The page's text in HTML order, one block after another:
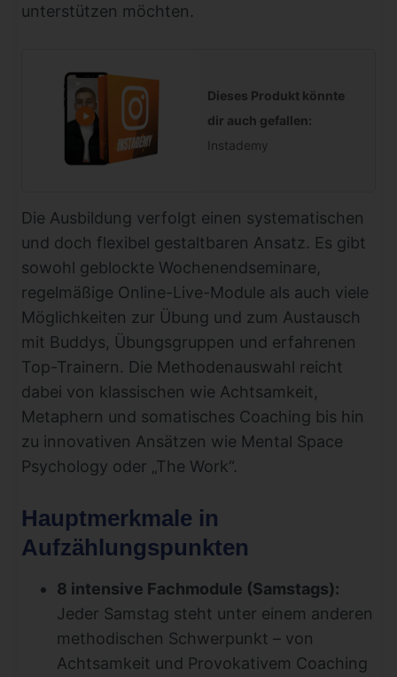
unterstützen möchten.
Dieses Produkt könnte
dir auch gefallen:
Instademy
Die Ausbildung verfolgt einen systematischen
und doch flexibel gestaltbaren Ansatz. Es gibt
sowohl geblockte Wochenendseminare,
regelmäßige Online-Live-Module als auch viele
Möglichkeiten zur Übung und zum Austausch
mit Buddys, Übungsgruppen und erfahrenen
Top-Trainern. Die Methodenauswahl reicht
dabei von klassischen wie Achtsamkeit,
Metaphern und somatisches Coaching bis hin
zu innovativen Ansätzen wie Mental Space
Psychology oder „The Work“.
Hauptmerkmale in
Aufzählungspunkten
8 intensive Fachmodule (Samstags):
Jeder Samstag steht unter einem anderen
methodischen Schwerpunkt – von
Achtsamkeit und Provokativem Coaching